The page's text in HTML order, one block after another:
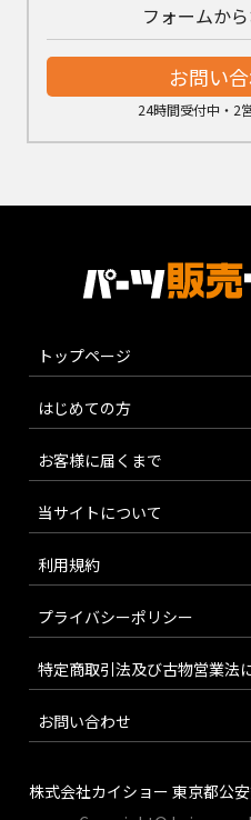
フォームか
お問い
24時間受付中・2
トップページ
はじめての方
お客様に届くまで
当サイトについて
利用規約
プライバシーポリシー
特定商取引法及び古物営業法
お問い合わせ
株式会社カイショー 東京都公